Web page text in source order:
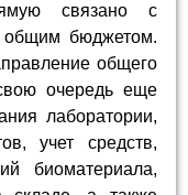
связано с
общим бюджетом.
общего
очередь еще
лаборатории,
учет средств,
биоматериала,